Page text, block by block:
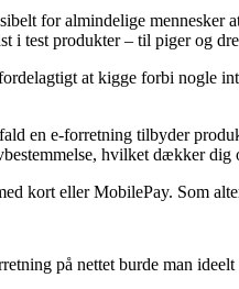
for almindelige mennesker
i test produkter – til piger og
at kigge forbi nogle
en e-forretning tilbyder
hvilket dækker dig
kort eller MobilePay. Som
på nettet burde man